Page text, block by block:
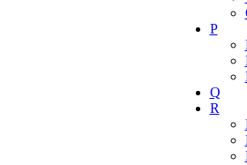
P
Q
R